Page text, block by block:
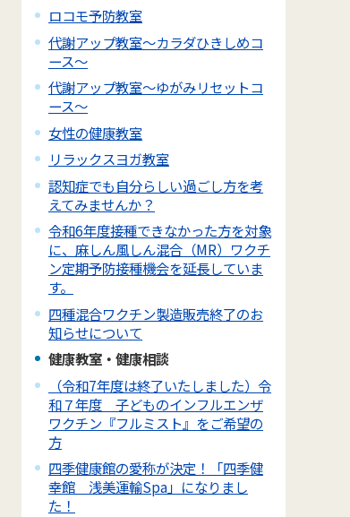
ロコモ予防教室
代謝アップ教室～カラダひきしめコ
ース～
代謝アップ教室～ゆがみリセットコ
ース～
女性の健康教室
リラックスヨガ教室
認知症でも自分らしい過ごし方を考
えてみませんか？
令和6年度接種できなかった方を対象
に、麻しん風しん混合（MR）ワクチ
ン定期予防接種機会を延長していま
す。
四種混合ワクチン製造販売終了のお
知らせについて
健康教室・健康相談
（令和7年度は終了いたしました）令
和７年度 子どものインフルエンザ
ワクチン『フルミスト』をご希望の
方
四季健康館の愛称が決定！「四季健
幸館 浅美運輸Spa」になりまし
た！